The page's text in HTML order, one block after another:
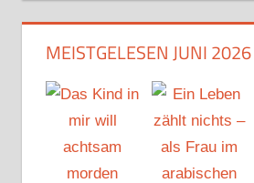
MEISTGELESEN JUNI 2026